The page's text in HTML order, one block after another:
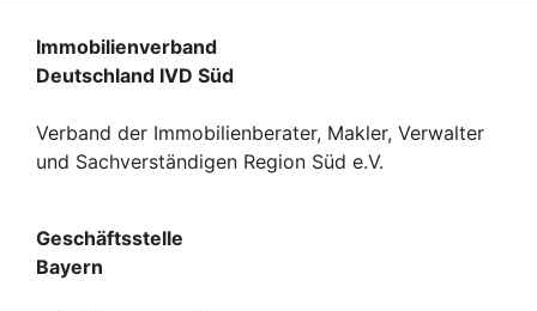
Immobilienverband
Deutschland IVD Süd
Verband der Immobilienberater, Makler, Verwalter
und Sachverständigen Region Süd e.V.
Geschäftsstelle
Bayern